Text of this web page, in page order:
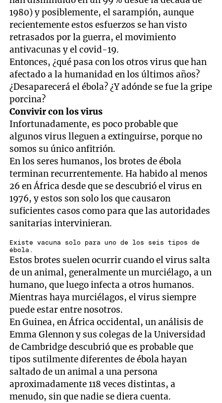
1980) y posiblemente, el sarampión, aunque
recientemente estos esfuerzos se han visto
retrasados ​​por la guerra, el movimiento
antivacunas y el covid-19.
Entonces, ¿qué pasa con los otros virus que han
afectado a la humanidad en los últimos años?
¿Desaparecerá el ébola? ¿Y adónde se fue la gripe
porcina?
Convivir con los virus
Infortunadamente, es poco probable que
algunos virus lleguen a extinguirse, porque no
somos su único anfitrión.
En los seres humanos, los brotes de ébola
terminan recurrentemente. Ha habido al menos
26 en África desde que se descubrió el virus en
1976, y estos son solo los que causaron
suficientes casos como para que las autoridades
sanitarias intervinieran.
Existe vacuna solo para uno de los seis tipos de
ébola.
Estos brotes suelen ocurrir cuando el virus salta
de un animal, generalmente un murciélago, a un
humano, que luego infecta a otros humanos.
Mientras haya murciélagos, el virus siempre
puede estar entre nosotros.
En Guinea, en África occidental, un análisis de
Emma Glennon y sus colegas de la Universidad
de Cambridge descubrió que es probable que
tipos sutilmente diferentes de ébola hayan
saltado de un animal a una persona
aproximadamente 118 veces distintas, a
menudo, sin que nadie se diera cuenta.